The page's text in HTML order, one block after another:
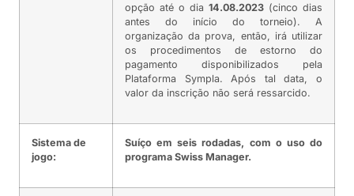
opção até o dia 14.08.2023 (cinco dias
antes do início do torneio). A
organização da prova, então, irá utilizar
os procedimentos de estorno do
pagamento disponibilizados pela
Plataforma Sympla. Após tal data, o
valor da inscrição não será ressarcido.
Sistema de
jogo:
Suíço em seis rodadas, com o uso do
programa Swiss Manager.